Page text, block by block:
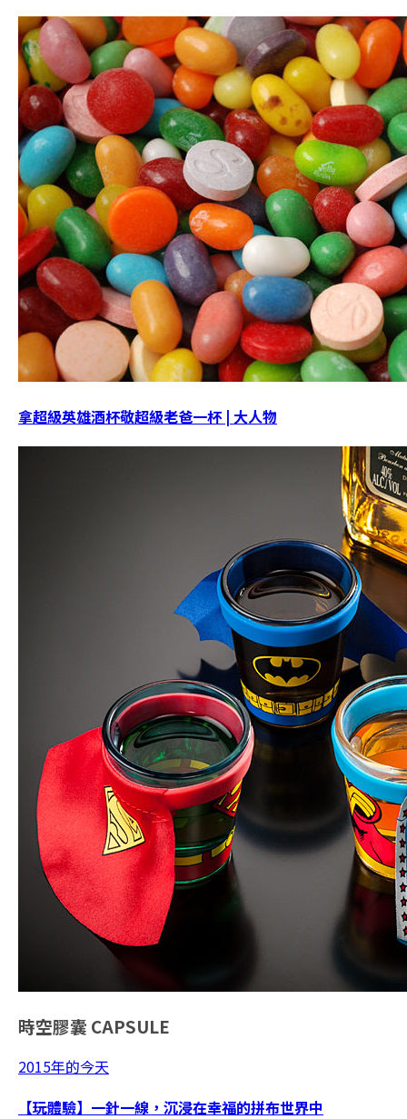
拿超級英雄酒杯敬超級老爸一杯 | 大人物
時空膠囊 CAPSULE
2015年的今天
【玩體驗】一針一線，沉浸在幸福的拼布世界中